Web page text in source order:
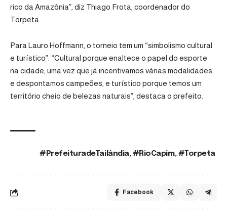
rico da Amazônia”, diz Thiago Frota, coordenador do
Torpeta.
Para Lauro Hoffmann, o torneio tem um “simbolismo cultural
e turístico”. “Cultural porque enaltece o papel do esporte
na cidade, uma vez que já incentivamos várias modalidades
e despontamos campeões, e turístico porque temos um
território cheio de belezas naturais”, destaca o prefeito.
#PrefeituradeTailândia,#RioCapim,#Torpeta
Facebook